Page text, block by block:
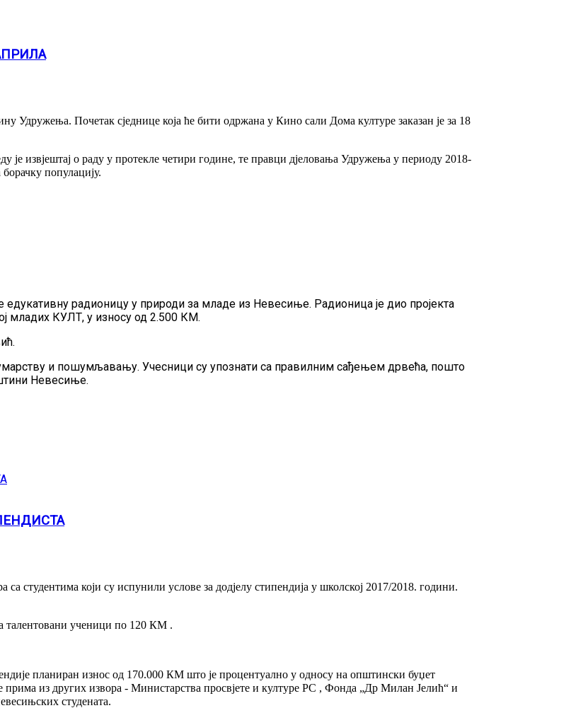
Почетак сједнице која ће бити одржана у Кино сали Дома културе заказан је за 18
извјештај о раду у протекле четири године, те правци дјеловања Удружења у периоду 2018-
популацију.
радионицу у природи за младе из Невесиње. Радионица је дио пројекта
младих КУЛТ, у износу од 2.500 КМ.
и пошумљавању. Учесници су упознати са правилним сађењем дрвећа, пошто
Невесиње.
студентима који су испунили услове за додјелу стипендија у школској 2017/2018. години.
талентовани ученици по 120 КМ .
планиран износ од 170.000 КМ што је процентуално у односу на општински буџет
прима из других извора - Министарства просвјете и културе РС , Фонда „Др Милан Јелић“ и
студената.